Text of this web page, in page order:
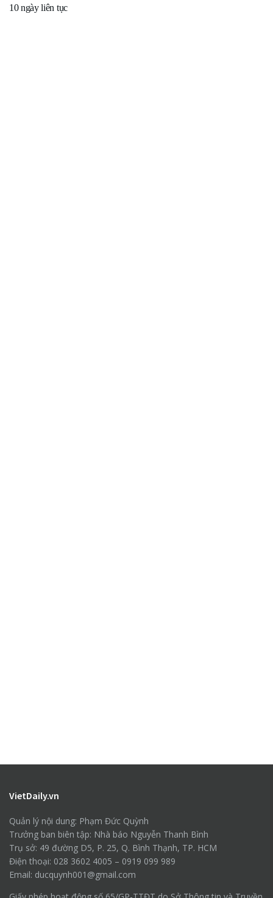
10 ngày liên tục
VietDaily.vn
Quản lý nội dung: Phạm Đức Quỳnh
Trưởng ban biên tập: Nhà báo Nguyễn Thanh Bình
Trụ sở: 49 đường D5, P. 25, Q. Bình Thạnh, TP. HCM
Điện thoại: 028 3602 4005 – 0919 099 989
Email: ducquynh001@gmail.com